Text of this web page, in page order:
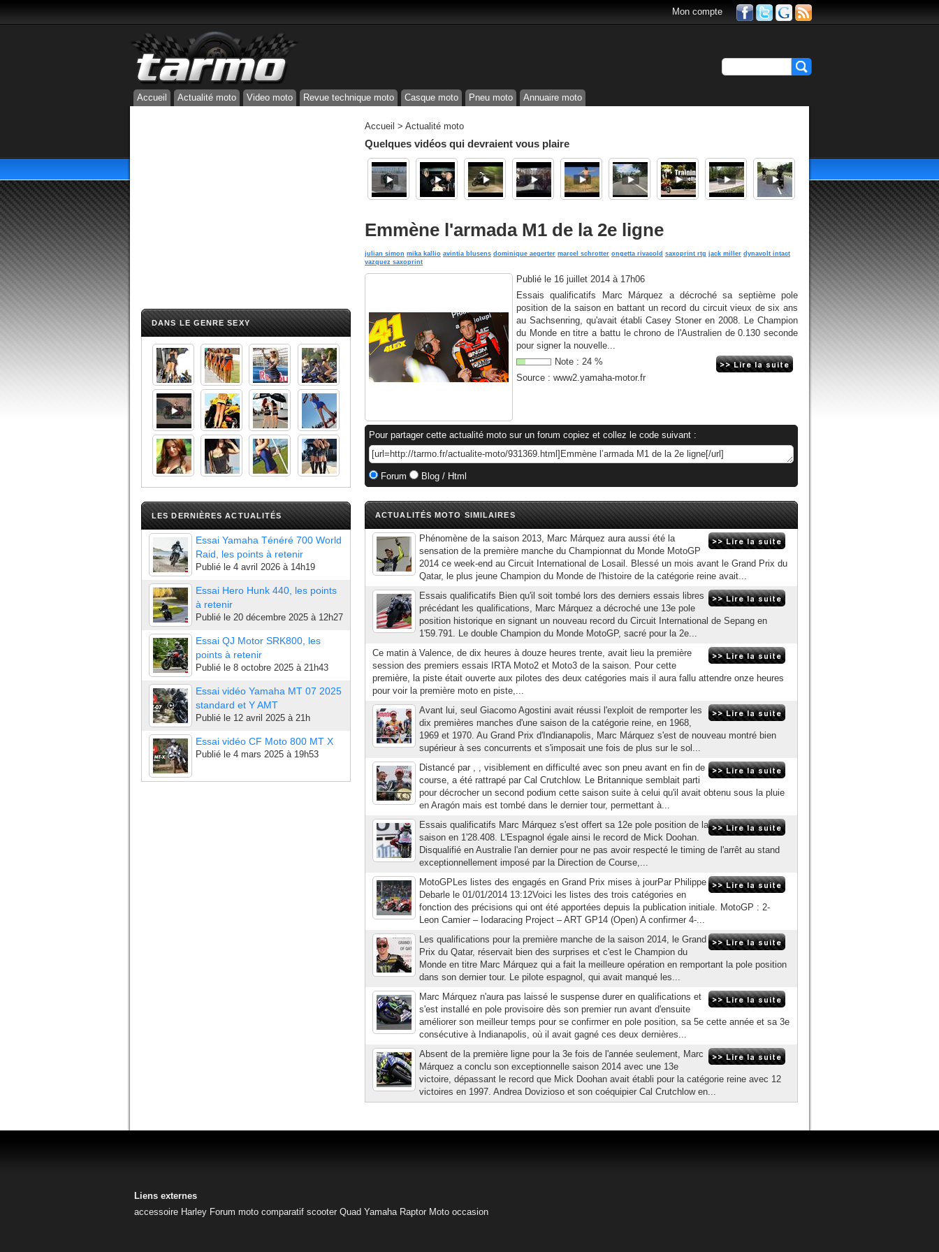
Mon compte
Accueil Actualité moto Video moto Revue technique moto Casque moto Pneu moto Annuaire moto
DANS LE GENRE SEXY
LES DERNIÈRES ACTUALITÉS
Essai Yamaha Ténéré 700 World
Raid, les points à retenir
Publié le 4 avril 2026 à 14h19
Essai Hero Hunk 440, les points
à retenir
Publié le 20 décembre 2025 à 12h27
Essai QJ Motor SRK800, les
points à retenir
Publié le 8 octobre 2025 à 21h43
Essai vidéo Yamaha MT 07 2025
standard et Y AMT
Publié le 12 avril 2025 à 21h
Essai vidéo CF Moto 800 MT X
Publié le 4 mars 2025 à 19h53
Accueil > Actualité moto
Quelques vidéos qui devraient vous plaire
Emmène l'armada M1 de la 2e ligne
julian simon mika kallio avintia blusens dominique aegerter marcel schrotter ongetta rivacold saxoprint rtg jack miller dynavolt intact
vazquez saxoprint
Publié le 16 juillet 2014 à 17h06
Essais qualificatifs Marc Márquez a décroché sa septième pole
position de la saison en battant un record du circuit vieux de six ans
au Sachsenring, qu'avait établi Casey Stoner en 2008. Le Champion
du Monde en titre a battu le chrono de l'Australien de 0.130 seconde
pour signer la nouvelle...
Note : 24 %
Source : www2.yamaha-motor.fr
Pour partager cette actualité moto sur un forum copiez et collez le code suivant :
Forum Blog / Html
ACTUALITÉS MOTO SIMILAIRES
Phénomène de la saison 2013, Marc Márquez aura aussi été la
sensation de la première manche du Championnat du Monde MotoGP
2014 ce week-end au Circuit International de Losail. Blessé un mois avant le Grand Prix du
Qatar, le plus jeune Champion du Monde de l'histoire de la catégorie reine avait...
Essais qualificatifs Bien qu'il soit tombé lors des derniers essais libres
précédant les qualifications, Marc Márquez a décroché une 13e pole
position historique en signant un nouveau record du Circuit International de Sepang en
1'59.791. Le double Champion du Monde MotoGP, sacré pour la 2e...
Ce matin à Valence, de dix heures à douze heures trente, avait lieu la première
session des premiers essais IRTA Moto2 et Moto3 de la saison. Pour cette
première, la piste était ouverte aux pilotes des deux catégories mais il aura fallu attendre onze heures
pour voir la première moto en piste,...
Avant lui, seul Giacomo Agostini avait réussi l'exploit de remporter les
dix premières manches d'une saison de la catégorie reine, en 1968,
1969 et 1970. Au Grand Prix d'Indianapolis, Marc Márquez s'est de nouveau montré bien
supérieur à ses concurrents et s'imposait une fois de plus sur le sol...
Distancé par , , visiblement en difficulté avec son pneu avant en fin de
course, a été rattrapé par Cal Crutchlow. Le Britannique semblait parti
pour décrocher un second podium cette saison suite à celui qu'il avait obtenu sous la pluie
en Aragón mais est tombé dans le dernier tour, permettant à...
Essais qualificatifs Marc Márquez s'est offert sa 12e pole position de la
saison en 1'28.408. L'Espagnol égale ainsi le record de Mick Doohan.
Disqualifié en Australie l'an dernier pour ne pas avoir respecté le timing de l'arrêt au stand
exceptionnellement imposé par la Direction de Course,...
MotoGPLes listes des engagés en Grand Prix mises à jourPar Philippe
Debarle le 01/01/2014 13:12Voici les listes des trois catégories en
fonction des précisions qui ont été apportées depuis la publication initiale. MotoGP : 2-
Leon Camier – Iodaracing Project – ART GP14 (Open) A confirmer 4-...
Les qualifications pour la première manche de la saison 2014, le Grand
Prix du Qatar, réservait bien des surprises et c'est le Champion du
Monde en titre Marc Márquez qui a fait la meilleure opération en remportant la pole position
dans son dernier tour. Le pilote espagnol, qui avait manqué les...
Marc Márquez n'aura pas laissé le suspense durer en qualifications et
s'est installé en pole provisoire dès son premier run avant d'ensuite
améliorer son meilleur temps pour se confirmer en pole position, sa 5e cette année et sa 3e
consécutive à Indianapolis, où il avait gagné ces deux dernières...
Absent de la première ligne pour la 3e fois de l'année seulement, Marc
Márquez a conclu son exceptionnelle saison 2014 avec une 13e
victoire, dépassant le record que Mick Doohan avait établi pour la catégorie reine avec 12
victoires en 1997. Andrea Dovizioso et son coéquipier Cal Crutchlow en...
Liens externes
accessoire Harley Forum moto comparatif scooter Quad Yamaha Raptor Moto occasion